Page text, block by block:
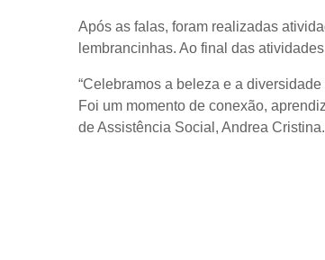
Após as falas, foram realizadas
lembrancinhas. Ao final das
“Celebramos a beleza e a
Foi um momento de conexão,
de Assistência Social, Andrea Cristina.